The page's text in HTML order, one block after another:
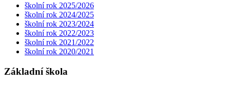
školní rok 2025/2026
školní rok 2024/2025
školní rok 2023/2024
školní rok 2022/2023
školní rok 2021/2022
školní rok 2020/2021
Základní škola